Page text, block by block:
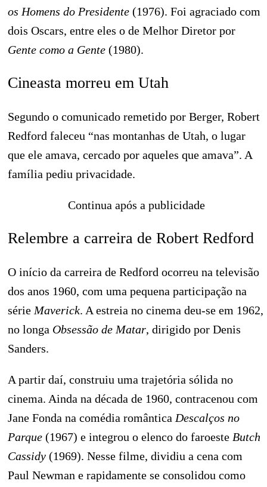
os Homens do Presidente (1976). Foi agraciado com
dois Oscars, entre eles o de Melhor Diretor por
Gente como a Gente (1980).
Cineasta morreu em Utah
Segundo o comunicado remetido por Berger, Robert
Redford faleceu “nas montanhas de Utah, o lugar
que ele amava, cercado por aqueles que amava”. A
família pediu privacidade.
Continua após a publicidade
Relembre a carreira de Robert Redford
O início da carreira de Redford ocorreu na televisão
dos anos 1960, com uma pequena participação na
série Maverick. A estreia no cinema deu-se em 1962,
no longa Obsessão de Matar, dirigido por Denis
Sanders.
A partir daí, construiu uma trajetória sólida no
cinema. Ainda na década de 1960, contracenou com
Jane Fonda na comédia romântica Descalços no
Parque (1967) e integrou o elenco do faroeste Butch
Cassidy (1969). Nesse filme, dividiu a cena com
Paul Newman e rapidamente se consolidou como